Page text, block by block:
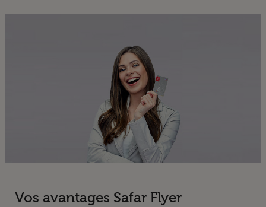
Vos avantages Safar Flyer
Informations